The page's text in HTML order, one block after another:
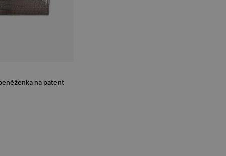
na patent